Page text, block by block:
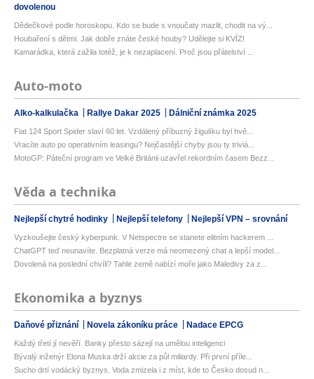
dovolenou
Dědečkové podle horoskopu. Kdo se bude s vnoučaty mazlit, chodit na vý...
Houbaření s dětmi. Jak dobře znáte české houby? Udělejte si KVÍZ!
Kamarádka, která zažila totéž, je k nezaplacení. Proč jsou přátelství ...
Auto-moto
Alko-kalkulačka Rallye Dakar 2025 Dálniční známka 2025
Fiat 124 Sport Spider slaví 60 let. Vzdálený příbuzný žigulíku byl hvě...
Vracíte auto po operativním leasingu? Nejčastější chyby jsou ty triviá...
MotoGP: Páteční program ve Velké Británii uzavřel rekordním časem Bezz...
Věda a technika
Nejlepší chytré hodinky Nejlepší telefony Nejlepší VPN – srovnání
Vyzkoušejte český kyberpunk. V Netspectre se stanete elitním hackerem ...
ChatGPT teď neunavíte. Bezplatná verze má neomezený chat a lepší model...
Dovolená na poslední chvíli? Tahle země nabízí moře jako Maledivy za z...
Ekonomika a byznys
Daňové přiznání Novela zákoníku práce Nadace EPCG
Každý třetí jí nevěří. Banky přesto sázejí na umělou inteligenci
Bývalý inženýr Elona Muska drží akcie za půl miliardy. Při první příle...
Sucho drtí vodácký byznys. Voda zmizela i z míst, kde to Česko dosud n...